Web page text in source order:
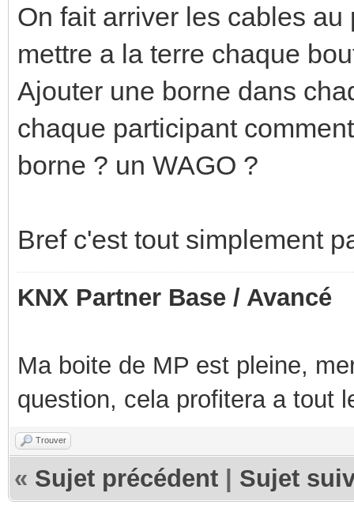
On fait arriver les cables
mettre a la terre chaque
Ajouter une borne dans
chaque participant
borne ? un WAGO ?
Bref c'est tout simplement
KNX Partner Base / Avancé
Ma boite de MP est pleine,
question, cela profitera a tout
Trouver
« Sujet précédent Sujet